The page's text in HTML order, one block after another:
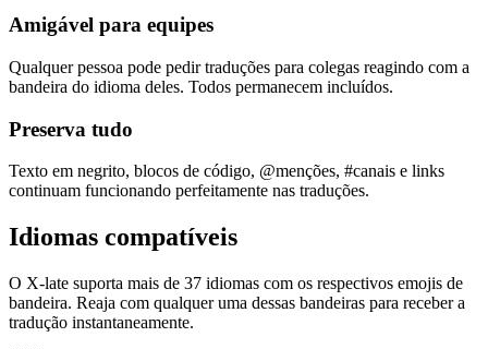
Amigável para equipes
Qualquer pessoa pode pedir traduções para colegas reagindo com a
bandeira do idioma deles. Todos permanecem incluídos.
Preserva tudo
Texto em negrito, blocos de código, @menções, #canais e links
continuam funcionando perfeitamente nas traduções.
Idiomas compatíveis
O X-late suporta mais de 37 idiomas com os respectivos emojis de
bandeira. Reaja com qualquer uma dessas bandeiras para receber a
tradução instantaneamente.